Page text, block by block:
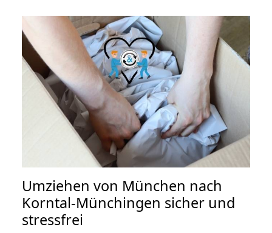
Umziehen von München nach
Korntal-Münchingen sicher und
stressfrei